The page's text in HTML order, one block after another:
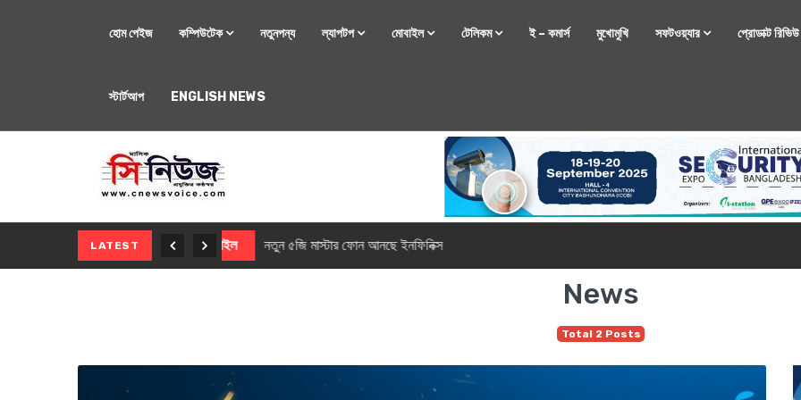
হোম পেইজ কম্পিউটেক নতুনপন্য ল্যাপটপ মোবাইল টেলিকম ই – কমার্স মুখোমুখি সফটওয়্যার প্রোডাক্ট রিভিউ
স্টার্টআপ ENGLISH NEWS
LATEST মোবাইল নতুন সি-সিরিজ স্মার্টফোন নিয়ে আসছে রিয়েলমি
News
Total 2 Posts